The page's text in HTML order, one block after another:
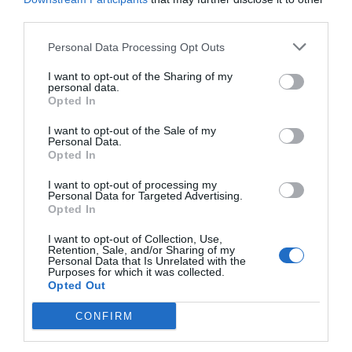
Personal Data Processing Opt Outs
I want to opt-out of the Sharing of my
personal data.
Opted In
I want to opt-out of the Sale of my
Personal Data.
Opted In
I want to opt-out of processing my
Personal Data for Targeted Advertising.
Opted In
I want to opt-out of Collection, Use,
Retention, Sale, and/or Sharing of my
Personal Data that Is Unrelated with the
Purposes for which it was collected.
Opted Out
CONFIRM
wśród lokalnych mieszkańców. Zwróć uwagę na
oraz jakość serwowanych potraw. Unikaj jedzenia,
które wydaje się nieświeże lub nieodpowiednio
przygotowane, aby cieszyć się kulinarnymi
Praktyczne wskazówki
Podczas kulinarnej podróży po Berlinie warto mieć
kilka rzeczy na uwadze. Po pierwsze, miej ze sobą
lokalną gotówkę, ponieważ wiele mniejszych lokali
odwiedzać różne dzielnice, każda z nich oferuje coś
innego i wyjątkowego. I wreszcie, bądź gotów na
dłuższe oczekiwanie na zamówienia, ponieważ
część lokali ma luźniejsze podejście do obsługi
klienta. Przyjmij to z uśmiechem i skorzystaj z tego,